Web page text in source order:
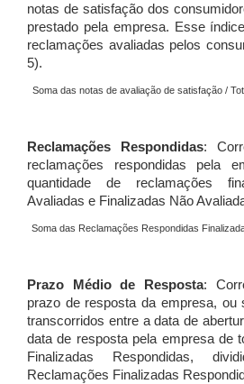
notas de satisfação dos
prestado pela empresa. Esse
reclamações avaliadas pelos
5).
Soma das notas de avaliação de satisfação /
Reclamações Respondidas:
reclamações respondidas pela
quantidade de reclamações
Avaliadas e Finalizadas Não
Soma das Reclamações Respondidas
Prazo Médio de Resposta:
prazo de resposta da empresa, ou
transcorridos entre a data de
data de resposta pela empresa de
Finalizadas Respondidas,
Reclamações Finalizadas